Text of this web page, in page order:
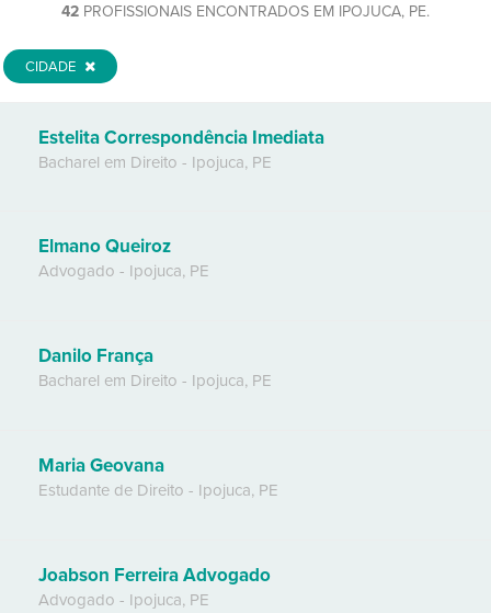
42 PROFISSIONAIS ENCONTRADOS EM IPOJUCA, PE.
CIDADE
Estelita Correspondência Imediata
Bacharel em Direito - Ipojuca, PE
Elmano Queiroz
Advogado - Ipojuca, PE
Danilo França
Bacharel em Direito - Ipojuca, PE
Maria Geovana
Estudante de Direito - Ipojuca, PE
Joabson Ferreira Advogado
Advogado - Ipojuca, PE